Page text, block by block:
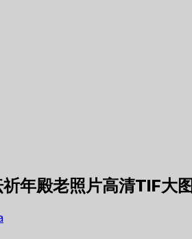
年殿老照片高清TIF大图